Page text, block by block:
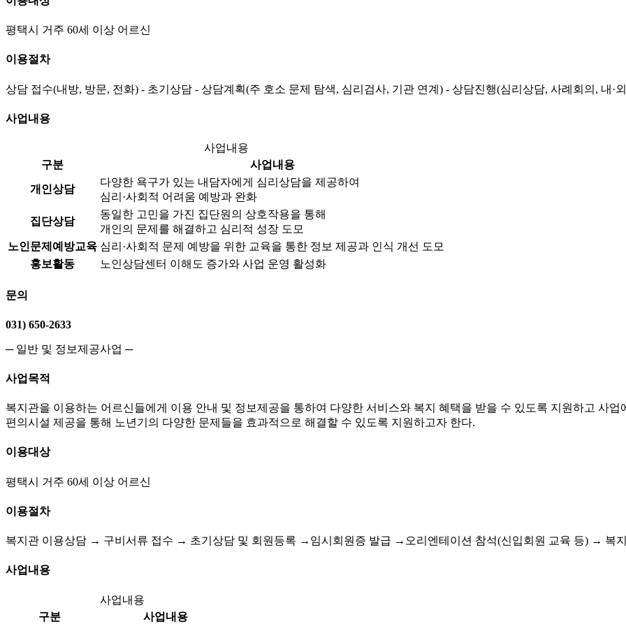
평택시 거주 60세 이상 어르신
이용절차
상담 접수(내방, 방문, 전화) - 초기상담 - 상담계획(주 호소 문제 탐색, 심리검사, 기관 연계) - 상담진행(심리상담, 사례회의, 내·
사업내용
사업내용
구분
사업내용
개인상담
다양한 욕구가 있는 내담자에게 심리상담을 제공하여
심리·사회적 어려움 예방과 완화
집단상담
동일한 고민을 가진 집단원의 상호작용을 통해
개인의 문제를 해결하고 심리적 성장 도모
노인문제예방교육 심리·사회적 문제 예방을 위한 교육을 통한 정보 제공과 인식 개선 도모
홍보활동
노인상담센터 이해도 증가와 사업 운영 활성화
문의
031) 650-2633
─ 일반 및 정보제공사업 ─
사업목적
복지관을 이용하는 어르신들에게 이용 안내 및 정보제공을 통하여 다양한 서비스와 복지 혜택을 받을 수 있도록 지원하고 사
편의시설 제공을 통해 노년기의 다양한 문제들을 효과적으로 해결할 수 있도록 지원하고자 한다.
이용대상
평택시 거주 60세 이상 어르신
이용절차
복지관 이용상담 → 구비서류 접수 → 초기상담 및 회원등록 →임시회원증 발급 →오리엔테이션 참석(신입회원 교육 등) → 복
사업내용
사업내용
구분
사업내용